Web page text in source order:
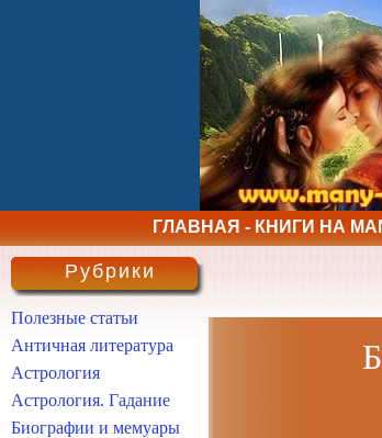
ГЛАВНАЯ - КНИГИ НА
Рубрики
Полезные статьи
Античная литература
Астрология
Астрология. Гадание
Биографии и мемуары